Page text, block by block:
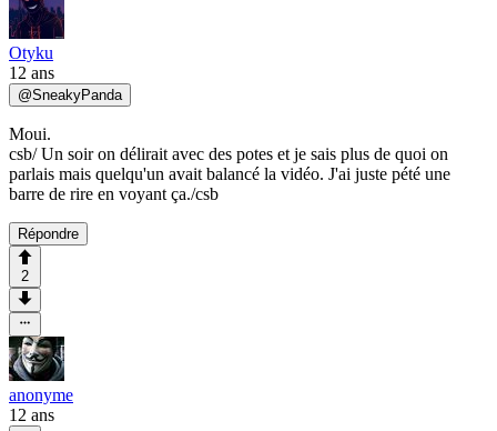
Otyku
12 ans
@SneakyPanda
Moui.
csb/ Un soir on délirait avec des potes et je sais plus de quoi on
parlais mais quelqu'un avait balancé la vidéo. J'ai juste pété une
barre de rire en voyant ça./csb
Répondre
2
anonyme
12 ans